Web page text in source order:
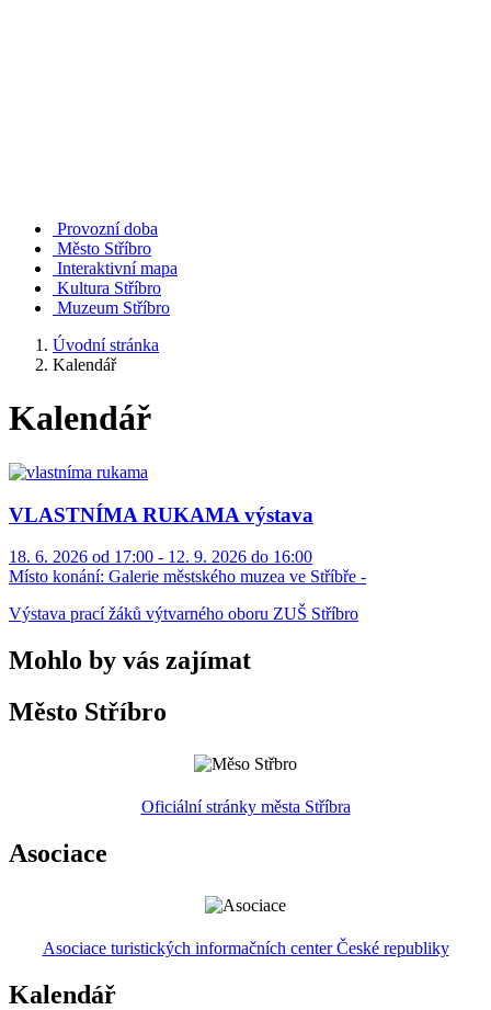
Provozní doba
Město Stříbro
Interaktivní mapa
Kultura Stříbro
Muzeum Stříbro
Úvodní stránka
Kalendář
Kalendář
VLASTNÍMA RUKAMA výstava
18. 6. 2026 od 17:00 - 12. 9. 2026 do 16:00
Místo konání: Galerie městského muzea ve Stříbře -
Výstava prací žáků výtvarného oboru ZUŠ Stříbro
Mohlo by vás zajímat
Město Stříbro
Oficiální stránky města Stříbra
Asociace
Asociace turistických informačních center České republiky
Kalendář